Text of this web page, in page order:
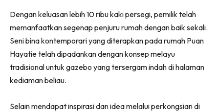
Ruang Tamu
Menarik Lagi
Casa Impiana
Impiana Makeover
Makeover Ruang Selebriti
Dengan keluasan lebih 10 ribu kaki persegi, pemilik telah
memanfaatkan segenap penjuru rumah dengan baik sekali.
Seni bina kontemporari yang diterapkan pada rumah Puan
Hayatie telah dipadankan dengan konsep melayu
tradisional untuk gazebo yang tersergam indah di halaman
kediaman beliau.
Selain mendapat inspirasi dan idea melalui perkongsian di